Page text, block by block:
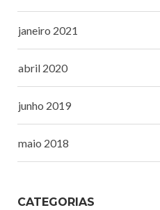
janeiro 2021
abril 2020
junho 2019
maio 2018
CATEGORIAS